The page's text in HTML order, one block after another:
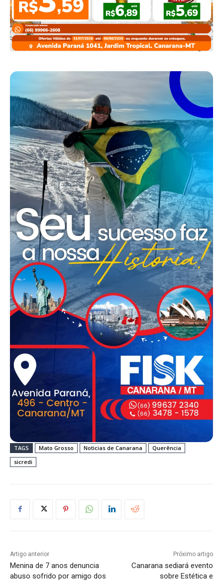
TAGS Mato Grosso Noticias de Canarana
Querência
sicredi
Artigo anterior
Menina de 7 anos denuncia
abuso sofrido por amigo dos
Próximo artigo
Canarana sediará evento
sobre Estética e